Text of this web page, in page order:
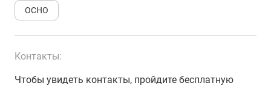
ОСНО
Контакты:
Чтобы увидеть контакты, пройдите бесплатную